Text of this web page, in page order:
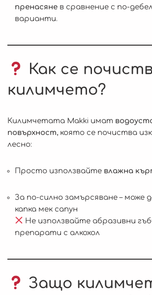
пренасяне в сравнение с по-
варианти.
Как се
килимчето?
Килимчетата Makki имат
повърхност, която се почиства
лесно:
Просто използвайте влажна
За по-силно замърсяване – може
капка мек сапун
Не използвайте абразивни
препарати с алкохол
Защо